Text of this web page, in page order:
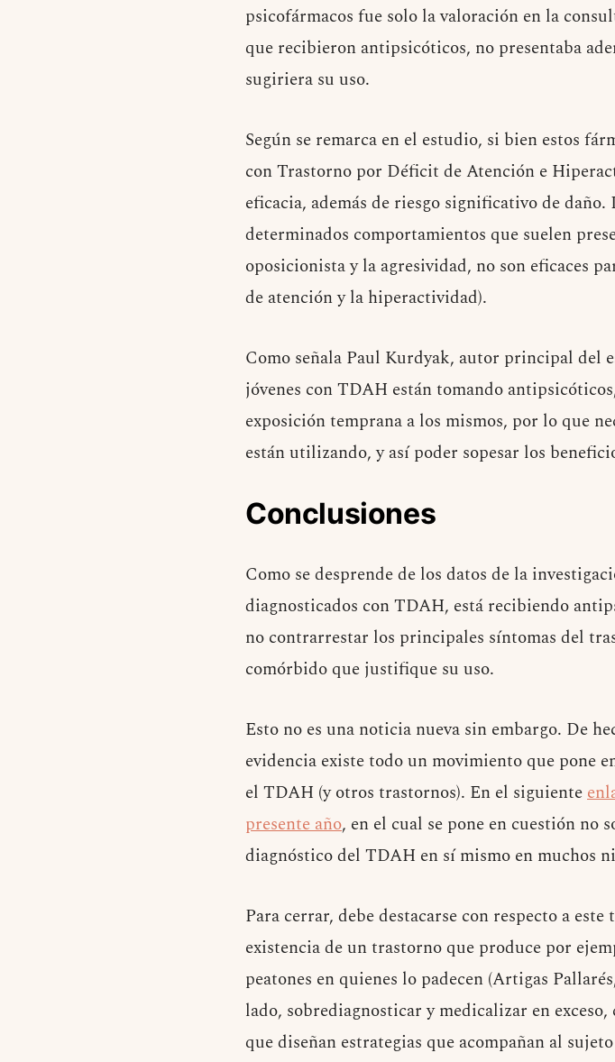
psicofármacos fue solo la valoración en la
que recibieron antipsicóticos, no presentaba
sugiriera su uso.
Según se remarca en el estudio, si bien estos
con Trastorno por Déficit de Atención e
eficacia, además de riesgo significativo de
determinados comportamientos que suelen
oposicionista y la agresividad, no son eficaces
de atención y la hiperactividad).
Como señala Paul Kurdyak, autor principal del
jóvenes con TDAH están tomando
exposición temprana a los mismos, por lo que
están utilizando, y así poder sopesar los
Conclusiones
Como se desprende de los datos de la
diagnosticados con TDAH, está recibiendo
no contrarrestar los principales síntomas del
comórbido que justifique su uso.
Esto no es una noticia nueva sin embargo. De
evidencia existe todo un movimiento que pone
el TDAH (y otros trastornos). En el siguiente
presente año, en el cual se pone en cuestión no
diagnóstico del TDAH en sí mismo en muchos
Para cerrar, debe destacarse con respecto a
existencia de un trastorno que produce por
peatones en quienes lo padecen (Artigas
lado, sobrediagnosticar y medicalizar en exceso,
que diseñan estrategias que acompañan al